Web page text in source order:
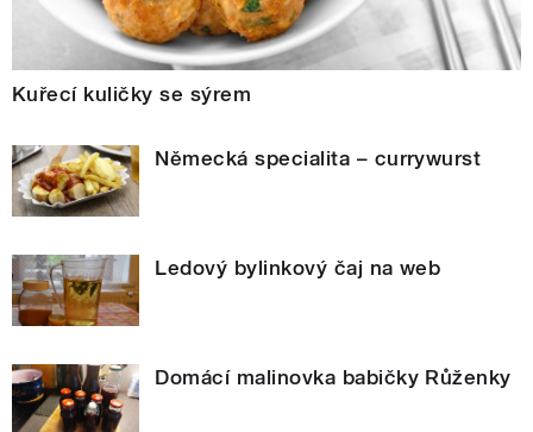
Kuřecí kuličky se sýrem
Německá specialita – currywurst
Ledový bylinkový čaj na web
Domácí malinovka babičky Růženky